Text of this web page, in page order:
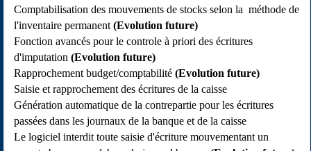
Comptabilisation des mouvements de stocks selon la méthode de
l'inventaire permanent (Evolution future)
Fonction avancés pour le controle à priori des écritures
d'imputation (Evolution future)
Rapprochement budget/comptabilité (Evolution future)
Saisie et rapprochement des écritures de la caisse
Génération automatique de la contrepartie pour les écritures
passées dans les journaux de la banque et de la caisse
Le logiciel interdit toute saisie d'écriture mouvementant un